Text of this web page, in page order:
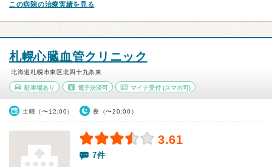
この病院の治療実績を見る
札幌心臓血管クリニック
北海道札幌市東区北四十九条東
駐車場あり 電子決済可 マイナ受付 (スマホ可)
土曜（〜12:00） 夜（〜20:00）
3.61
7件